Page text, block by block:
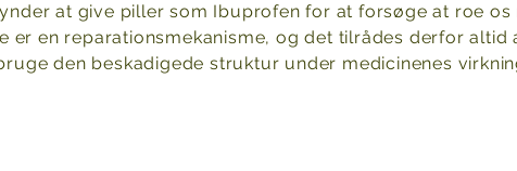
at give piller som Ibuprofen for at forsøge at roe
er en reparationsmekanisme, og det tilrådes derfor
den beskadigede struktur under medicinenes